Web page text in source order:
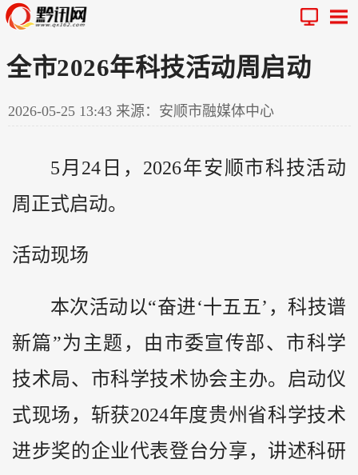
全市2026年科技活动周启动
2026-05-25 13:43 来源：安顺市融媒体中心
5月24日，2026年安顺市科技活动
周正式启动。
活动现场
本次活动以“奋进‘十五五’，科技谱
新篇”为主题，由市委宣传部、市科学
技术局、市科学技术协会主办。启动仪
式现场，斩获2024年度贵州 省科学技术
进步奖的企业代表登台分享，讲述科研